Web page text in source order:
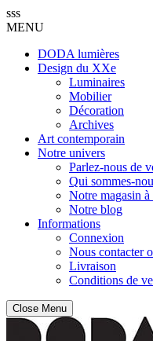
sss
MENU
DODA lumières
Design du XXe
Luminaires
Mobilier
Décoration
Archives
Art contemporain
Notre univers
Parlez-nous de
Qui sommes-
Notre magasin
Notre blog
Informations
Connexion
Nous contacter
Livraison
Conditions de
Close Menu